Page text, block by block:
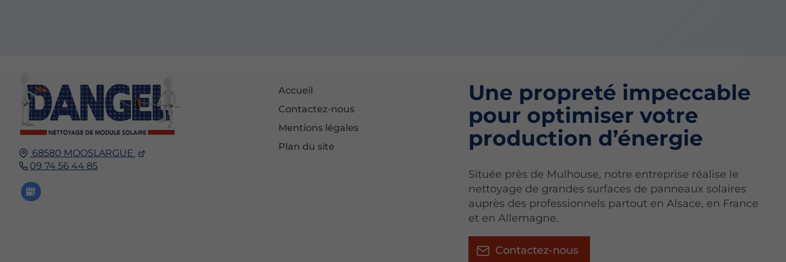
68580 MOOSLARGUE
09 74 56 44 85
Accueil
Contactez-nous
Mentions légales
Plan du site
Une propreté impeccable
pour optimiser votre
production d’énergie
Située près de Mulhouse, notre entreprise réalise le
nettoyage de grandes surfaces de panneaux solaires
auprès des professionnels partout en Alsace, en France
et en Allemagne.
Contactez-nous